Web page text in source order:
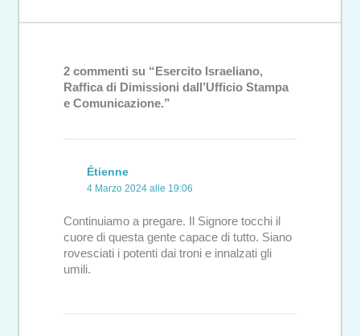
2 commenti su “Esercito Israeliano,
Raffica di Dimissioni dall’Ufficio Stampa
e Comunicazione.”
Étienne
4 Marzo 2024 alle 19:06
Continuiamo a pregare. Il Signore tocchi il
cuore di questa gente capace di tutto. Siano
rovesciati i potenti dai troni e innalzati gli
umili.